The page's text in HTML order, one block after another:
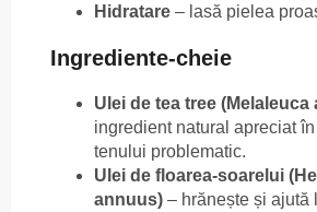
Hidratare – lasă pielea
Ingrediente-cheie
Ulei de tea tree (Melaleuca
ingredient natural apreciat
tenului problematic.
Ulei de floarea-soarelui
annuus) – hrănește și ajută